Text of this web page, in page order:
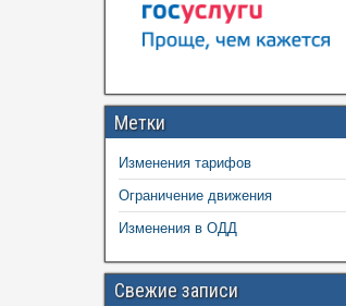
Метки
Изменения тарифов
Ограничение движения
Изменения в ОДД
Свежие записи